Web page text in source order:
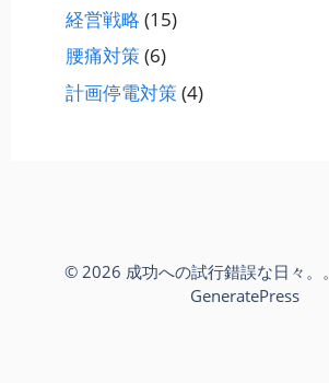
経営戦略 (15)
腰痛対策 (6)
計画停電対策 (4)
© 2026 成功への試行錯誤な日々。。
GeneratePress